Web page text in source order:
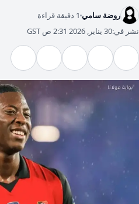
روضة سامي 1 دقيقة قراءة
نشر في:30 يناير, 2026 2:31 ص GST